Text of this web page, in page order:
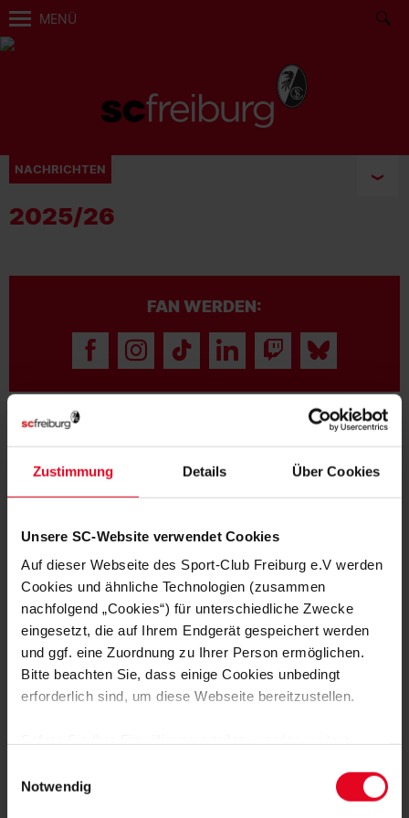
Zustimmung Details Über Cookies
Unsere SC-Website verwendet Cookies
Auf dieser Webseite des Sport-Club Freiburg e.V werden
Cookies und ähnliche Technologien (zusammen
nachfolgend „Cookies“) für unterschiedliche Zwecke
eingesetzt, die auf Ihrem Endgerät gespeichert werden
und ggf. eine Zuordnung zu Ihrer Person ermöglichen.
Bitte beachten Sie, dass einige Cookies unbedingt
erforderlich sind, um diese Webseite bereitzustellen.
Daten von Ihnen (z.B. persönlichen Identifikatoren oder
IP-Adressen) verarbeitet werden. Durch Klicken auf den
Notwendig
MENÜ
NACHRICHTEN
2025/26
FAN WERDEN:
MITGLIED WERDEN
ZUR ANMELDUNG
NOCH FRAGEN?
0761-38551-0
NEWSLETTER